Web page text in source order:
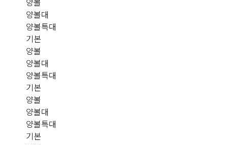
양볼대
양볼특대
기본
양볼
양볼대
양볼특대
기본
양볼
양볼대
양볼특대
기본